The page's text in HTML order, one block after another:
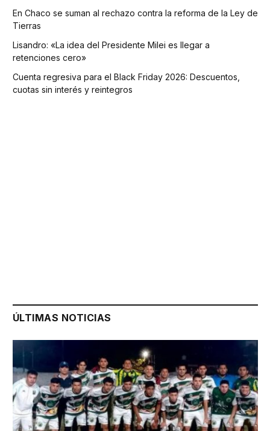
En Chaco se suman al rechazo contra la reforma de la Ley de
Tierras
Lisandro: «La idea del Presidente Milei es llegar a
retenciones cero»
Cuenta regresiva para el Black Friday 2026: Descuentos,
cuotas sin interés y reintegros
ÚLTIMAS NOTICIAS